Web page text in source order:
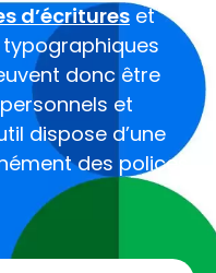
d’écritures et
donc être
et
dispose d’une
des polices